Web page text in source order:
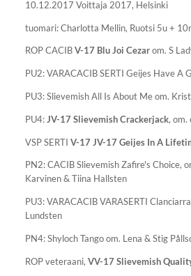
10.12.2017 Voittaja 2017, Helsinki
tuomari: Charlotta Mellin, Ruotsi 5u +
ROP CACIBV-17 Blu Joi Cezarom. S
PU2: VARACACIB SERTI Geijes Have A
PU3: Slievemish All Is About Me om.
PU4: JV-17 Slievemish Crackerjack, om.
VSP SERTI V-17 JV-17 Geijes In A
PN2: CACIB Slievemish Zafire's Choice,
Karvinen & Tiina Hallsten
PU3: VARACACIB VARASERTI
Lundsten
PN4: Shyloch Tango om. Lena & Stig
ROP veteraani, VV-17 Slievemish